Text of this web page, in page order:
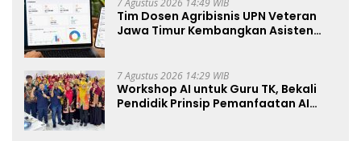
Tim Dosen Agribisnis UPN Veteran
Jawa Timur Kembangkan Asisten
7 Agustus 2026 14:29 WIB
Workshop AI untuk Guru TK, Bekali
Pendidik Prinsip Pemanfaatan AI